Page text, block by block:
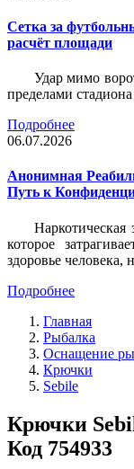
Сетка за
расчёт площади
Удар мимо
пределами стадиона
Подробнее
06.07.2026
Анонимная
Путь к
Наркотическая
которое
здоровье человека,
Подробнее
Главная
Рыбалка
Оснащение
Крючки
Sebile
Крючки
Код 754933